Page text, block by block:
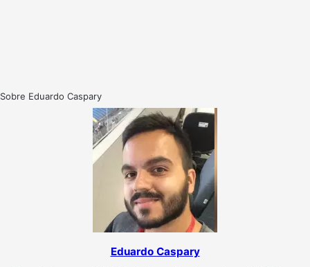
Sobre Eduardo Caspary
Eduardo Caspary